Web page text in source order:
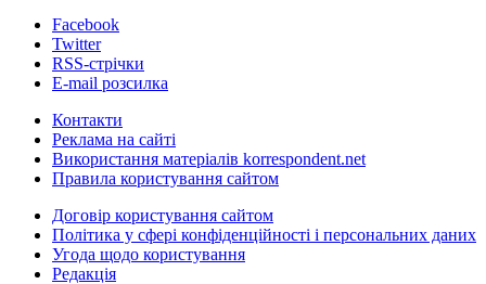
Facebook
Twitter
RSS-стрічки
E-mail розсилка
Контакти
Реклама на сайті
Використання матеріалів korrespondent.net
Правила користування сайтом
Договір користування сайтом
Політика у сфері конфіденційності і персональних даних
Угода щодо користування
Редакція